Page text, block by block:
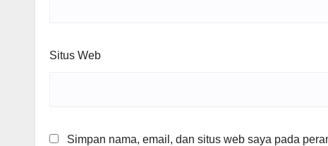
Situs Web
Simpan nama, email, dan situs web saya pada